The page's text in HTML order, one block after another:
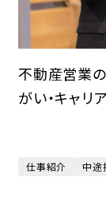
不動産営業
がい・キャリ
仕事紹介 中途